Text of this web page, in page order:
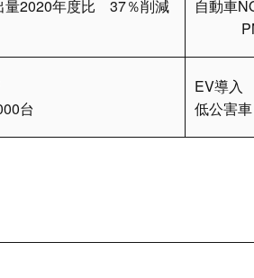
量2020年度比 37％削減
自動車
PM
台
EV導入
低公害